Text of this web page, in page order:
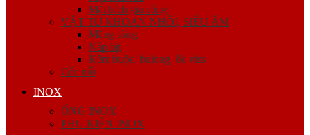
Mặt bích gia công
VẬT TƯ KHOAN NHỒI, SIÊU ÂM
Măng sông
Nắp bịt
Kẽm buộc, bulong, ốc viss
Cóc nối
INOX
ỐNG INOX
PHỤ KIỆN INOX